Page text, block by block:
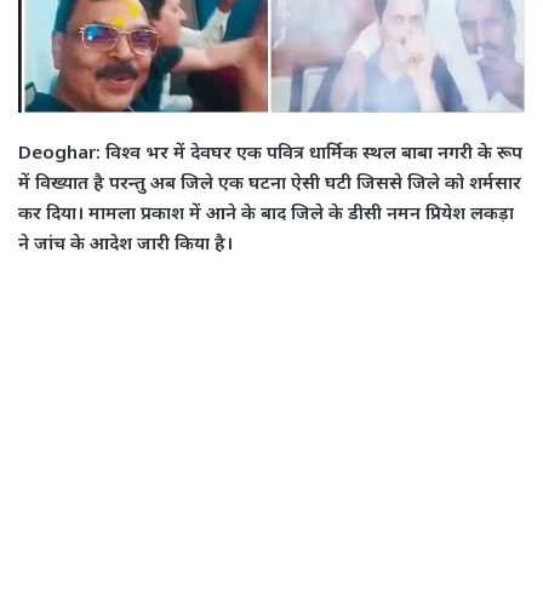
Deoghar: विश्व भर में देवघर एक पवित्र धार्मिक स्थल बाबा नगरी के रूप
में विख्यात है परन्तु अब जिले एक घटना ऐसी घटी जिससे जिले को शर्मसार
कर दिया। मामला प्रकाश में आने के बाद जिले के डीसी नमन प्रियेश लकड़ा
ने जांच के आदेश जारी किया है।